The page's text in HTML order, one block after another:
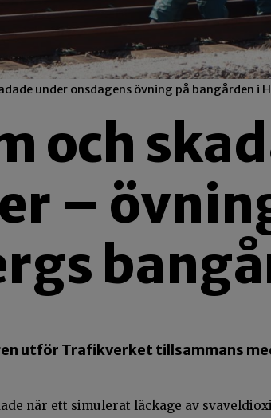
under onsdagens övning på bangården i
och
–
utför Trafikverket tillsammans
när ett simulerat läckage av